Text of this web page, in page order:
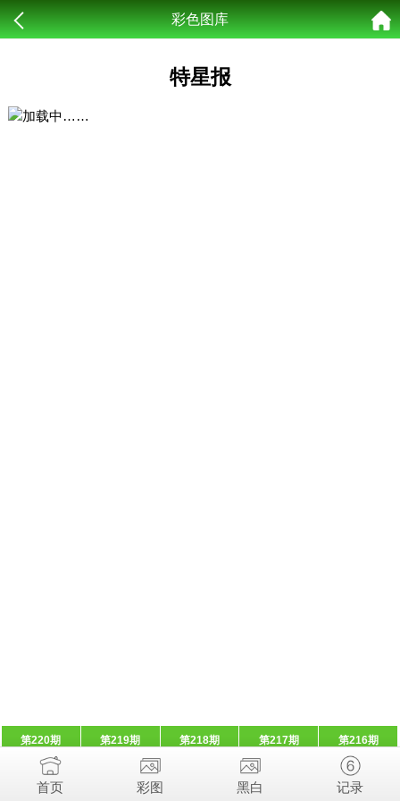
彩色图库
特星报
第220期 第219期 第218期 第217期 第216期
首页 彩图 黑白 记录